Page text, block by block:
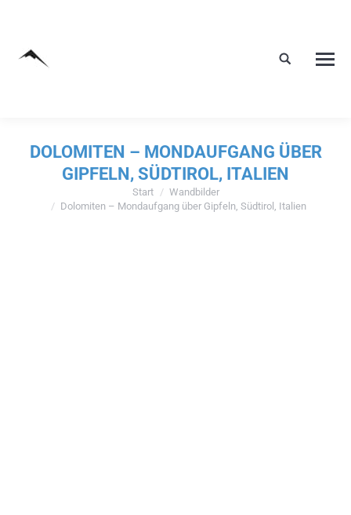
DOLOMITEN – MONDAUFGANG ÜBER
GIPFELN, SÜDTIROL, ITALIEN
Start
Wandbilder
Dolomiten – Mondaufgang über Gipfeln, Südtirol, Italien